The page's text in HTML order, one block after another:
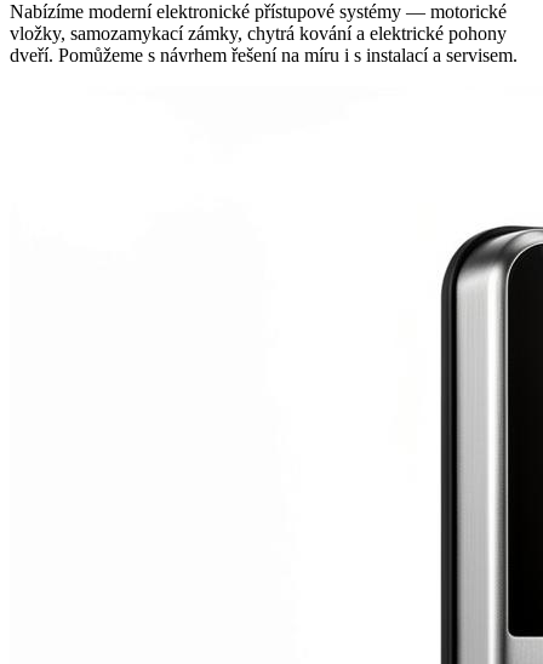
Nabízíme moderní elektronické přístupové systémy — motorické
vložky, samozamykací zámky, chytrá kování a elektrické pohony
dveří. Pomůžeme s návrhem řešení na míru i s instalací a servisem.